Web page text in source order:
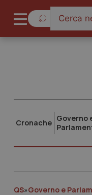
Cronache Governo
QS»Governo e